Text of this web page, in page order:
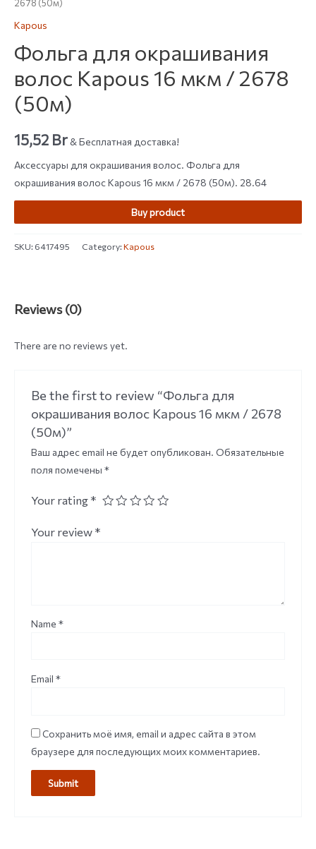
2678 (50м)
Kapous
Фольга для окрашивания
волос Kapous 16 мкм / 2678
(50м)
15,52 Br& Бесплатная доставка!
Аксессуары для окрашивания волос. Фольга для
окрашивания волос Kapous 16 мкм / 2678 (50м). 28.64
Buy product
SKU:6417495 Category:Kapous
Reviews (0)
There are no reviews yet.
Be the first to review “Фольга для
окрашивания волос Kapous 16 мкм / 2678
(50м)”
Ваш адрес email не будет опубликован. Обязательные
поля помечены *
Your rating *
Your review *
Name *
Email *
Сохранить моё имя, email и адрес сайта в этом
браузере для последующих моих комментариев.